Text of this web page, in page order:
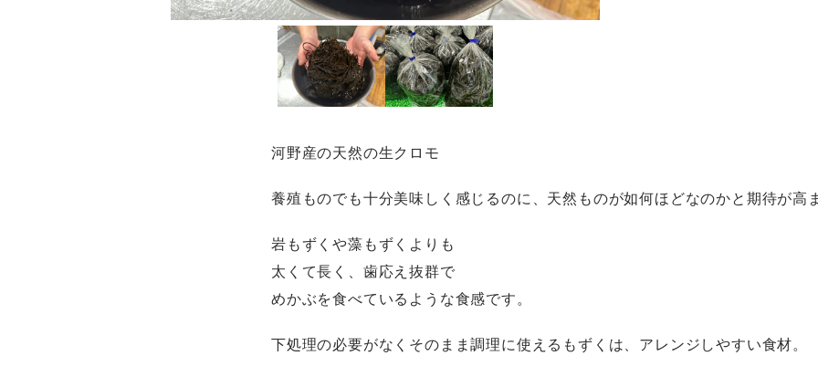
河野産の天然の生クロモ
養殖ものでも十分美味しく感じるのに、天然ものが如何ほどなのかと期待が高
岩もずくや藻もずくよりも
太くて長く、歯応え抜群で
めかぶを食べているような食感です。
下処理の必要がなくそのまま調理に使えるもずくは、アレンジしやすい食材。